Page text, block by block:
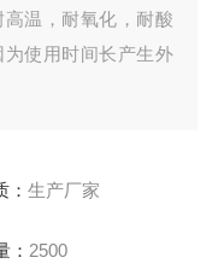
温，耐氧化，耐酸
使用时间长产生外
： 生产厂家
2500